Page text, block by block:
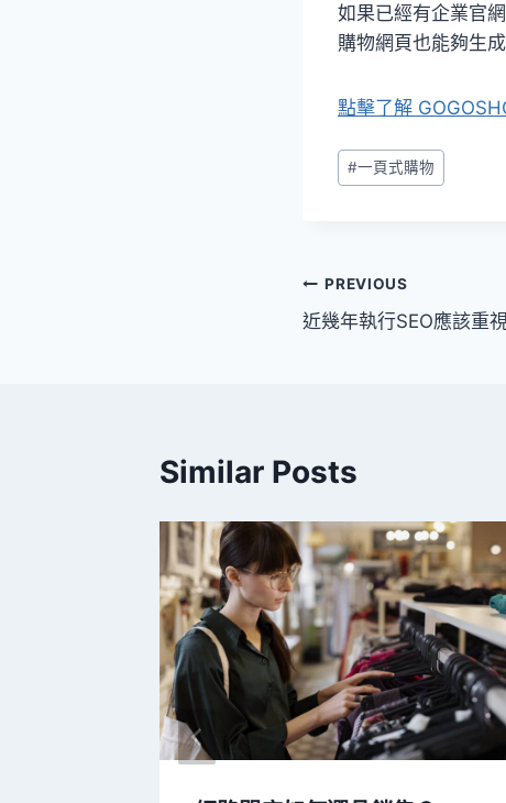
如果已經有企業官
購物網頁也能夠生
點擊了解
Post
Tags:
#一頁式購物
文
章
PREVIOUS
近幾年執行SEO應該重
Similar Posts